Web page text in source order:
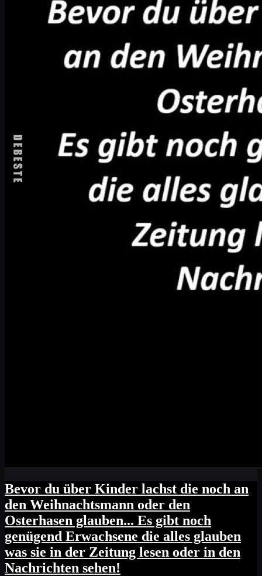
Bevor du über Kinder lachst die noch an
den Weihnachtsmann oder den
Osterhasen glauben... Es gibt noch
genügend Erwachsene die alles glauben
was sie in der Zeitung lesen oder in den
Nachrichten sehen!